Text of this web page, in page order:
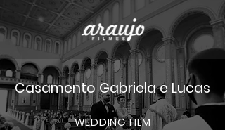
Casamento Gabriela e Lucas
WEDDING FILM